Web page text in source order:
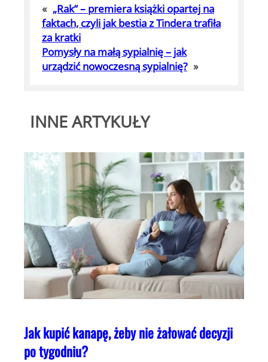
« „Rak” – premiera książki opartej na
faktach, czyli jak bestia z Tindera trafiła
za kratki
Pomysły na małą sypialnię – jak
urządzić nowoczesną sypialnię? »
INNE ARTYKUŁY
Jak kupić kanapę, żeby nie żałować decyzji
po tygodniu?